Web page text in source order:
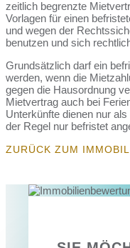
zeitlich begrenzte
Vorlagen für einen
und wegen der
benutzen und sich
Grundsätzlich darf ein
werden, wenn die
gegen die Hausordnung
Mietvertrag auch bei
Unterkünfte dienen nur
der Regel nur befristet
ZURÜCK ZUM